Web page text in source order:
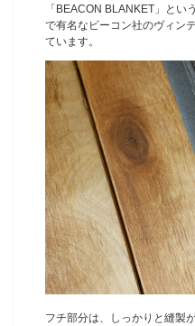
「BEACON BLANKET」とい
で有名なビーコン社のヴィン
ています。
フチ部分は、しっかりと縫製